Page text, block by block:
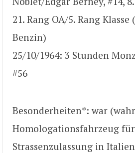
21. Rang OA/5. Rang Klasse
Benzin)
25/10/1964: 3 Stunden
#56
Besonderheiten*: war
Homologationsfahrzeug
Strassenzulassung in